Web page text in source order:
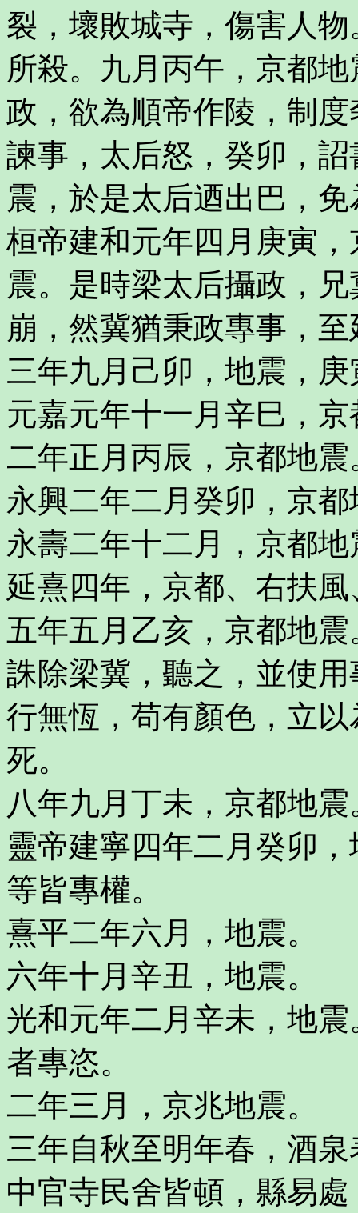
裂，壞敗城寺，傷害人
所殺。九月丙午，京都
政，欲為順帝作陵，制
諫事，太后怒，癸卯，
震，於是太后迺出巴，
桓帝建和元年四月庚寅
震。是時梁太后攝政，
崩，然冀猶秉政專事，
三年九月己卯，地震，
元嘉元年十一月辛巳，
二年正月丙辰，京都地
永興二年二月癸卯，京都
永壽二年十二月，京都地
延熹四年，京都、右扶
五年五月乙亥，京都地
誅除梁冀，聽之，並使
行無恆，苟有顏色，立
死。
八年九月丁未，京都地震
靈帝建寧四年二月癸卯
等皆專權。
熹平二年六月，地震。
六年十月辛丑，地震。
光和元年二月辛未，地
者專恣。
二年三月，京兆地震。
三年自秋至明年春，酒
中官寺民舍皆頓，縣易